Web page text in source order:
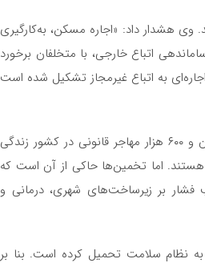
وی هشدار داد: «اجاره مسکن، به‌کارگیری
جرم محسوب می‌شود و طبق ماده ۱۸ آیین‌نامه ساماندهی اتباع خارجی، با متخلفان برخورد
مالکان املاک اجاره‌ای به اتباع غیرمجاز تشکیل شده است
بر اساس آخرین آمار اداره کل امور اتباع و مهاجرین خارجی، بیش از یک میلیون و ۶۰۰ هزار مهاجر قانونی در کشور زندگی
در استان تهران هستند. اما تخمین‌ها حاکی از آن است که
سبب فشار بر زیرساخت‌های شهری، درمانی و
به نظام سلامت تحمیل کرده است. بنا بر